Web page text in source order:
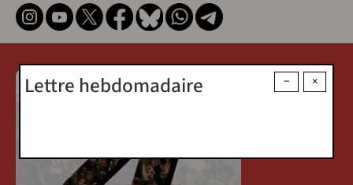
×
−
Lettre hebdomadaire